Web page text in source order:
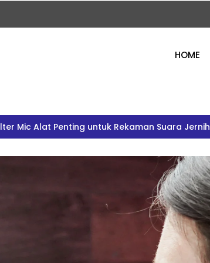
HOME
Mic Alat Penting untuk Rekaman Suara Jernih